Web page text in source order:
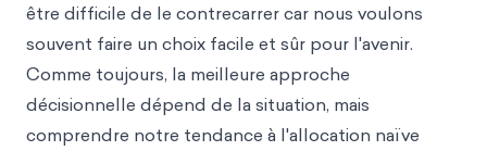
être difficile de le contrecarrer car nous voulons
souvent faire un choix facile et sûr pour l'avenir.
Comme toujours, la meilleure approche
décisionnelle dépend de la situation, mais
comprendre notre tendance à l'allocation naïve